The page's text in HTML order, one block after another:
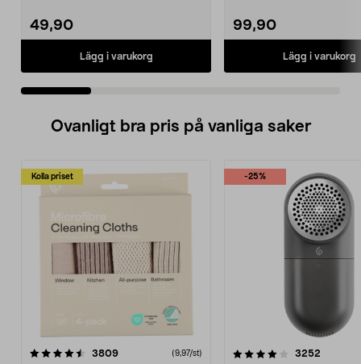
49,90
Lägg i varukorg
99,90
Lägg i varukorg
Ovanligt bra pris på vanliga saker
Kolla priset
3809recensioner (9,97/st)
-25%
4.0av 5 stjärnor 3252
4.5av 5 stjärnor